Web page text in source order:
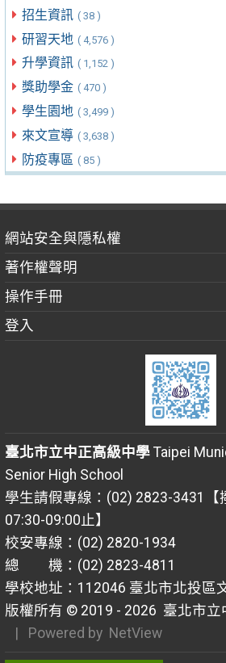
招生資訊 ( 38 )
研習天地 ( 4,576 )
升學資訊 ( 1,152 )
獎助學金 ( 470 )
學生園地 ( 3,499 )
來文宣導 ( 3,638 )
防疫專區 ( 85 )
網站安全與隱私權
著作權聲明
操作手冊
登入
臺北市立中正高級中學Taipei
Senior High School
學生請假專線：(02) 2823-3431【
07:30-09:00止】
校安專線：(02) 2820-1934
總 機：(02) 2823-4811
學校地址：112046 臺北市北投區
版權所有 © 2019 - 2026 臺北市立
| Powered by NetView